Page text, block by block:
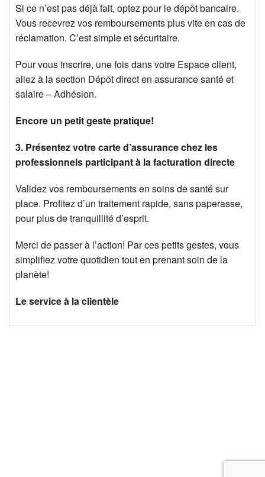
Si ce n’est pas déjà fait, optez pour le dépôt bancaire.
Vous recevrez vos remboursements plus vite en cas de
réclamation. C’est simple et sécuritaire.
Pour vous inscrire, une fois dans votre Espace client,
allez à la section Dépôt direct en assurance santé et
salaire – Adhésion.
Encore un petit geste pratique!
3. Présentez votre carte d’assurance chez les
professionnels participant à la facturation directe
Validez vos remboursements en soins de santé sur
place. Profitez d’un traitement rapide, sans paperasse,
pour plus de tranquillité d’esprit.
Merci de passer à l’action! Par ces petits gestes, vous
simplifiez votre quotidien tout en prenant soin de la
planète!
Le service à la clientèle